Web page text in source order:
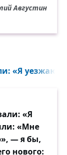
Августин
«Я уезжаю
«Я
«Мне
— я бы,
нового: